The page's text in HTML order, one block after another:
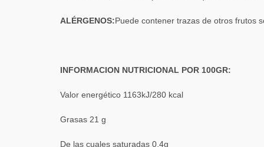
ALÉRGENOS:Puede contener trazas de otros frutos
INFORMACION NUTRICIONAL POR 100GR:
Valor energético 1163kJ/280 kcal
Grasas 21 g
De las cuales saturadas 0,4g